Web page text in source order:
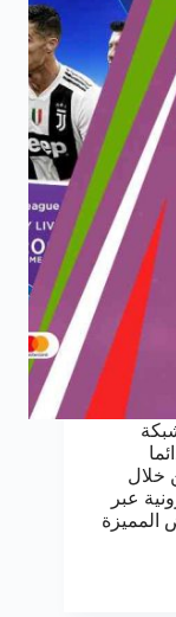
خلال
عبر
المميزة